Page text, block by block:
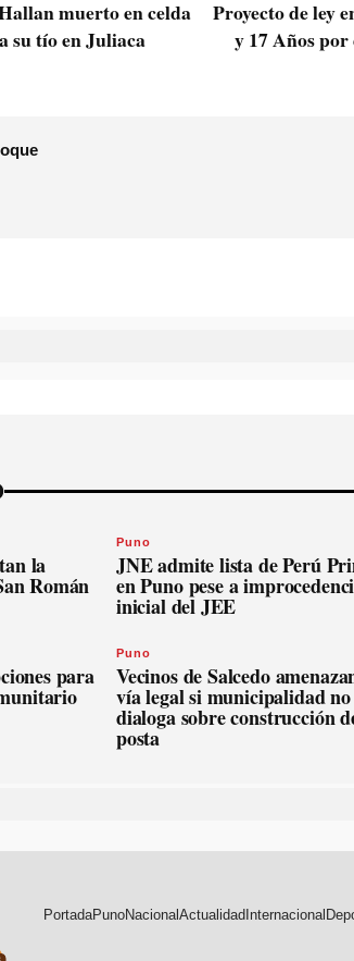
muerto en celda
su tío en Juliaca
Proyecto de ley
y 17 Años por
la
Román
Puno
JNE admite lista de Perú
en Puno pese a
inicial del JEE
para
Puno
Vecinos de Salcedo
vía legal si municipalidad no
dialoga sobre construcción
posta
PortadaPunoNacionalActualidad Internacional